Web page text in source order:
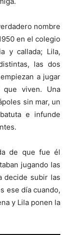
nombre
en el colegio
y callada; Lila,
las dos
a jugar
viven. Una
sin mar, un
e infunde
de que fue él
jugando las
decide subir las
ese día cuando,
y Lila ponen la